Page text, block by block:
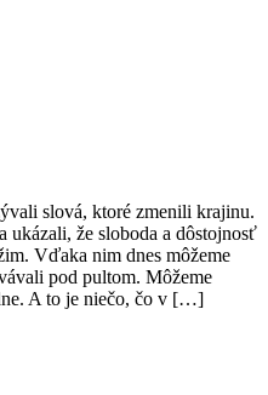
slová, ktoré zmenili krajinu.
ukázali, že sloboda a dôstojnosť
Vďaka nim dnes môžeme
pod pultom. Môžeme
A to je niečo, čo v […]